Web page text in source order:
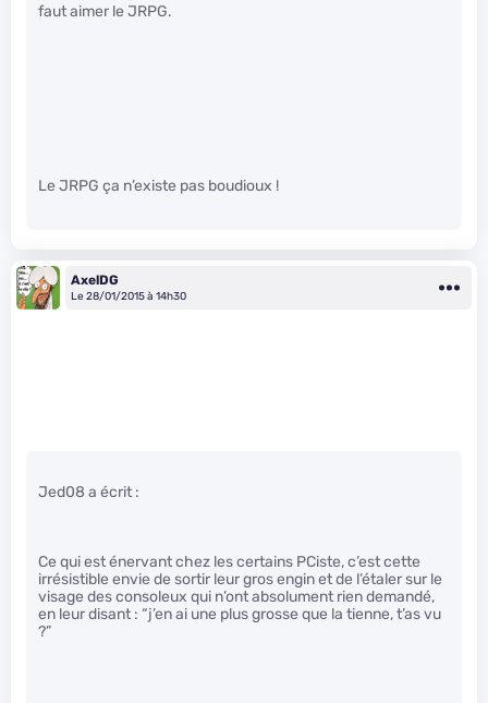
faut aimer le JRPG.
Le JRPG ça n’existe pas boudioux !
AxelDG
Le 28/01/2015 à 14h30
Jed08 a écrit :
Ce qui est énervant chez les certains PCiste, c’est cette
irrésistible envie de sortir leur gros engin et de l’étaler sur le
visage des consoleux qui n’ont absolument rien demandé,
en leur disant : “j’en ai une plus grosse que la tienne, t’as vu
?”